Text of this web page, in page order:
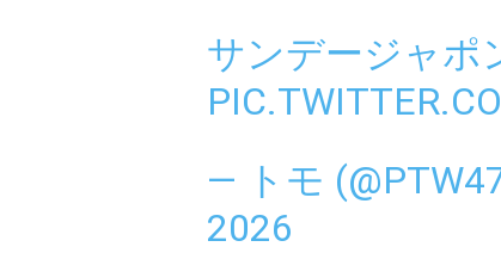
サンデージャポ
— トモ
2026